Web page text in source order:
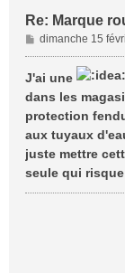
Re: Marque
M
e
a
g
e
dimanche 15
J'ai une
dans les
protection
aux tuyaux
juste mettre
seule qui